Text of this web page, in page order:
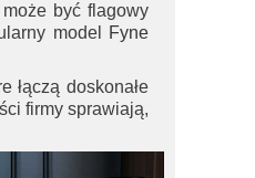
być flagowy
model
Fyne
łączą doskonałe
firmy sprawiają,